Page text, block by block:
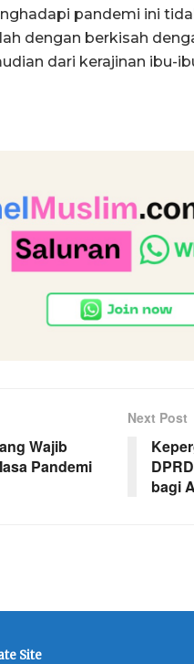
pandemi ini
dengan berkisah
dari kerajinan ibu-
Wajib
Pandemi
Next Post
bagi
Site